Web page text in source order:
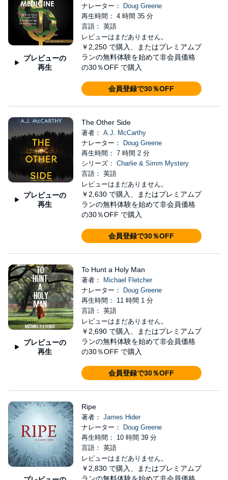
プレビューの
再生
ナレーター：
Doug Greene
再生時間： 4 時間 35 分
言語： 英語
レビューはまだありません。
￥2,250 で購入、またはプレミアムプ
ランの無料体験を始めて非会員価格
の30％OFF で購入
会員登録で30％OFF
プレビューの
再生
The Other Side
著者： A.J. McCarthy
ナレーター：
Doug Greene
再生時間： 7 時間 2 分
シリーズ： Charlie & Simm Mystery
言語： 英語
レビューはまだありません。
￥2,630 で購入、またはプレミアムプ
ランの無料体験を始めて非会員価格
の30％OFF で購入
会員登録で30％OFF
プレビューの
再生
To Hunt a Holy Man
著者：
Michael Fletcher
ナレーター：
Doug Greene
再生時間： 11 時間 1 分
言語： 英語
レビューはまだありません。
￥2,690 で購入、またはプレミアムプ
ランの無料体験を始めて非会員価格
の30％OFF で購入
会員登録で30％OFF
Ripe
著者： James Hider
ナレーター：
Doug Greene
再生時間： 10 時間 39 分
言語： 英語
レビューはまだありません。
￥2,830 で購入、またはプレミアムプ